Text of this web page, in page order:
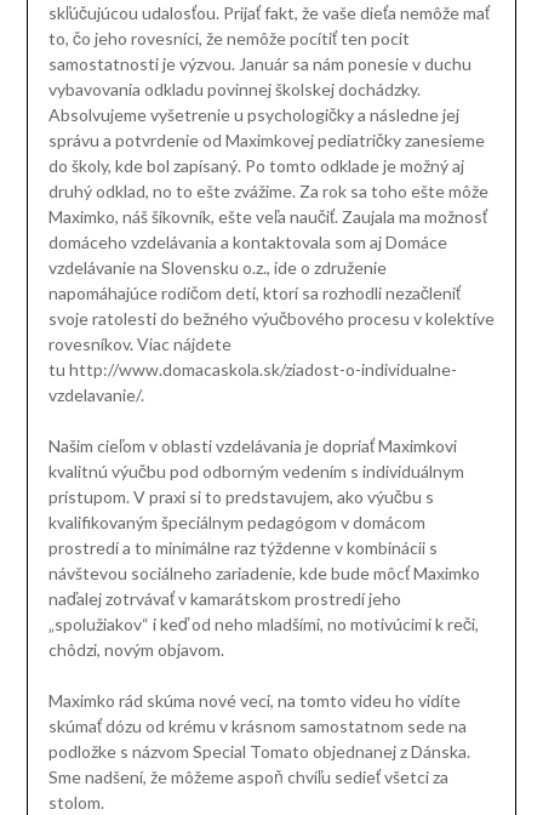
skľúčujúcou udalosťou. Prijať fakt, že vaše dieťa nemôže mať
to, čo jeho rovesníci, že nemôže pocítiť ten pocit
samostatnosti je výzvou. Január sa nám ponesie v duchu
vybavovania odkladu povinnej školskej dochádzky.
Absolvujeme vyšetrenie u psychologičky a následne jej
správu a potvrdenie od Maximkovej pediatričky zanesieme
do školy, kde bol zapísaný. Po tomto odklade je možný aj
druhý odklad, no to ešte zvážime. Za rok sa toho ešte môže
Maximko, náš šikovník, ešte veľa naučiť. Zaujala ma možnosť
domáceho vzdelávania a kontaktovala som aj Domáce
vzdelávanie na Slovensku o.z., ide o združenie
napomáhajúce rodičom detí, ktorí sa rozhodli nezačleniť
svoje ratolesti do bežného výučbového procesu v kolektíve
rovesníkov. Viac nájdete
tu http://www.domacaskola.sk/ziadost-o-individualne-
vzdelavanie/.
Našim cieľom v oblasti vzdelávania je dopriať Maximkovi
kvalitnú výučbu pod odborným vedením s individuálnym
prístupom. V praxi si to predstavujem, ako výučbu s
kvalifikovaným špeciálnym pedagógom v domácom
prostredí a to minimálne raz týždenne v kombinácii s
návštevou sociálneho zariadenie, kde bude môcť Maximko
naďalej zotrvávať v kamarátskom prostredí jeho
„spolužiakov“ i keď od neho mladšími, no motivúcimi k reči,
chôdzi, novým objavom.
Maximko rád skúma nové veci, na tomto videu ho vidíte
skúmať dózu od krému v krásnom samostatnom sede na
podložke s názvom Special Tomato objednanej z Dánska.
Sme nadšení, že môžeme aspoň chvíľu sedieť všetci za
stolom.